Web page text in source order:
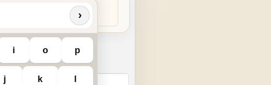
Buchstabensalat
›
i o p
j k l